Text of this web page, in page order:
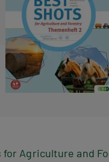
for Agriculture and